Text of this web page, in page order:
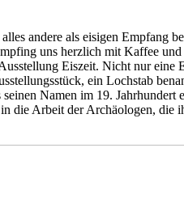
andere als eisigen
uns herzlich mit Kaffee
Eiszeit. Nicht nur
ein Lochstab
Namen im 19.
die Arbeit der Archäologen,